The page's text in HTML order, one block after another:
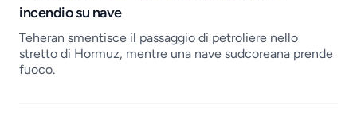
incendio su nave
Teheran smentisce il passaggio di petroliere nello
stretto di Hormuz, mentre una nave sudcoreana prende
fuoco.